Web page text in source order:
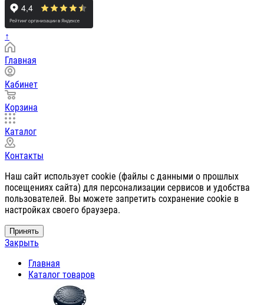
↑
Главная
Кабинет
Корзина
Каталог
Контакты
Наш сайт использует cookie (файлы с данными о прошлых
посещениях сайта) для персонализации сервисов и удобства
пользователей. Вы можете запретить сохранение cookie в
настройках своего браузера.
Принять
Закрыть
Главная
Каталог товаров